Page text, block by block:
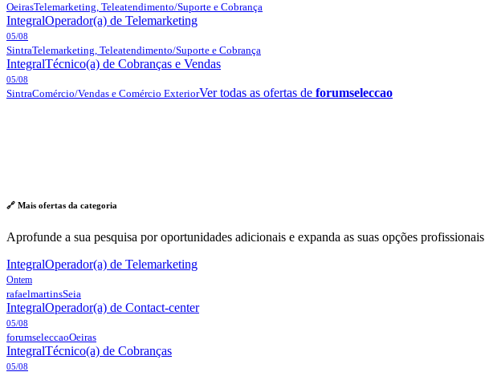
OeirasTelemarketing, Teleatendimento/Suporte e Cobrança
IntegralOperador(a) de Telemarketing
05/08
SintraTelemarketing, Teleatendimento/Suporte e Cobrança
IntegralTécnico(a) de Cobranças e Vendas
05/08
SintraComércio/Vendas e Comércio ExteriorVer todas as ofertas de forumseleccao
🔗 Mais ofertas da categoria
Aprofunde a sua pesquisa por oportunidades adicionais e expanda as suas opções profissionais
IntegralOperador(a) de Telemarketing
Ontem
rafaelmartinsSeia
IntegralOperador(a) de Contact-center
05/08
forumseleccaoOeiras
IntegralTécnico(a) de Cobranças
05/08